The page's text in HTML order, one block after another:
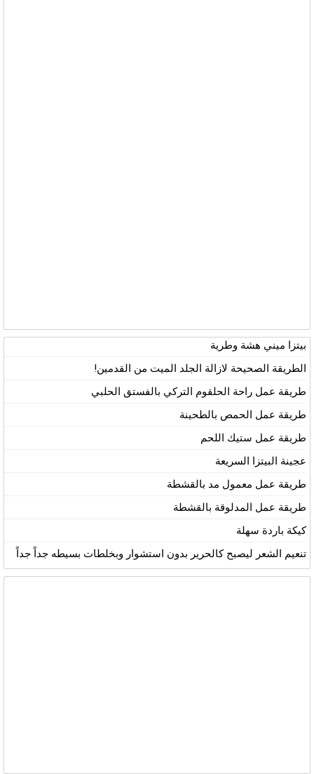
بيتزا ميني هشة وطرية
الطريقة الصحيحة لازالة الجلد الميت من القدمين!
طريقة عمل راحة الحلقوم التركي بالفستق الحلبي
طريقة عمل الحمص بالطحينة
طريقة عمل ستيك اللحم
عجينة البيتزا السريعة
طريقة عمل معمول مد بالقشطة
طريقة عمل المدلوقة بالقشطة
كيكة باردة سهلة
تنعيم الشعر ليصبح كالحرير بدون استشوار وبخلطات بسيطه جداً جداً